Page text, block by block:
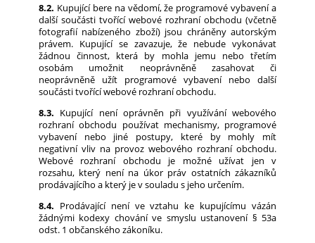
8.2. Kupující bere na vědomí, že programové vybavení a
další součásti tvořící webové rozhraní obchodu (včetně
fotografií nabízeného zboží) jsou chráněny autorským
právem. Kupující se zavazuje, že nebude vykonávat
žádnou činnost, která by mohla jemu nebo třetím
osobám umožnit neoprávněně zasahovat či
neoprávněně užít programové vybavení nebo další
součásti tvořící webové rozhraní obchodu.
8.3. Kupující není oprávněn při využívání webového
rozhraní obchodu používat mechanismy, programové
vybavení nebo jiné postupy, které by mohly mít
negativní vliv na provoz webového rozhraní obchodu.
Webové rozhraní obchodu je možné užívat jen v
rozsahu, který není na úkor práv ostatních zákazníků
prodávajícího a který je v souladu s jeho určením.
8.4. Prodávající není ve vztahu ke kupujícímu vázán
žádnými kodexy chování ve smyslu ustanovení § 53a
odst. 1 občanského zákoníku.